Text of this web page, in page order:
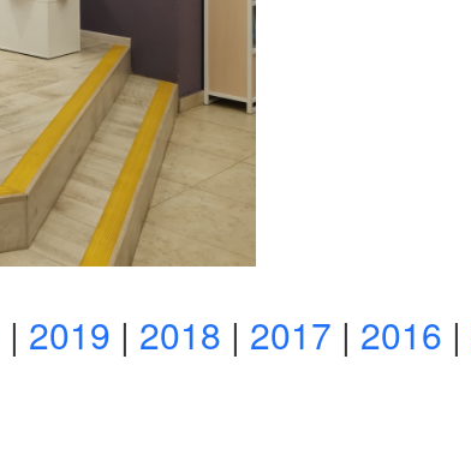
| 2019 | 2018 | 2017 | 2016 |